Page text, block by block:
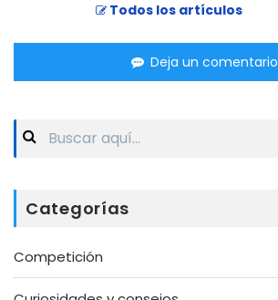
Todos los artículos
Deja un comentario
Search
for:
Categorías
Competición